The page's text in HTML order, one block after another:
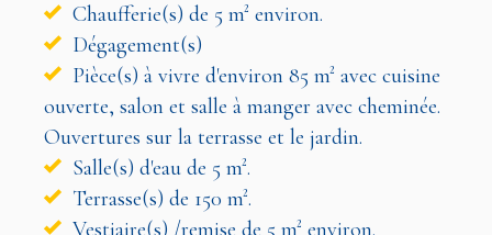
Chaufferie(s) de 5 m² environ.
Dégagement(s)
Pièce(s) à vivre d'environ 85 m² avec cuisine
ouverte, salon et salle à manger avec cheminée.
Ouvertures sur la terrasse et le jardin.
Salle(s) d'eau de 5 m².
Terrasse(s) de 150 m².
Vestiaire(s) /remise de 5 m² environ.